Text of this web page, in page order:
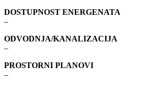
DOSTUPNOST ENERGENATA
–
ODVODNJA/KANALIZACIJA
–
PROSTORNI PLANOVI
–